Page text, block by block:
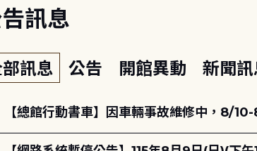
訊息
訊息 公告 開館異動 新聞訊
【總館行動書車】因車輛事故維修中，8/